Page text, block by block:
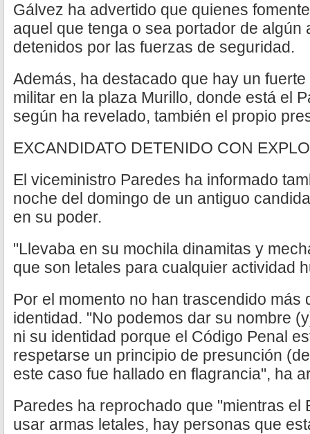
Gálvez ha advertido que quienes
aquel que tenga o sea portador de algún
detenidos por las fuerzas de seguridad.
Además, ha destacado que hay un
militar en la plaza Murillo, donde está el
según ha revelado, también el propio
EXCANDIDATO DETENIDO CON
El viceministro Paredes ha informado
noche del domingo de un antiguo
en su poder.
"Llevaba en su mochila dinamitas y
que son letales para cualquier actividad
Por el momento no han trascendido más
identidad. "No podemos dar su nombre
ni su identidad porque el Código Penal
respetarse un principio de presunción
este caso fue hallado en flagrancia", ha
Paredes ha reprochado que "mientras el
usar armas letales, hay personas que